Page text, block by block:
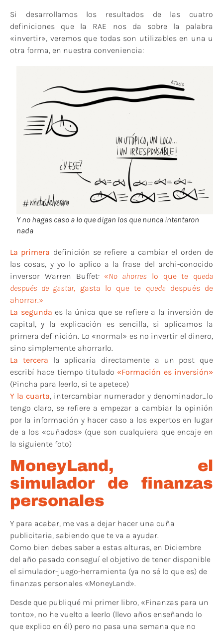
Si desarrollamos los resultados de las cuatro
definiciones que la RAE nos da sobre la palabra
«invertir», veremos que todas son utilizables en una u
otra forma, en nuestra conveniencia:
Y no hagas caso a lo que digan los que nunca intentaron
nada
La primera definición se refiere a cambiar el orden de
las cosas, y yo lo aplico a la frase del archi-conocido
inversor Warren Buffet: «No ahorres lo que te queda
después de gastar, gasta lo que te queda después de
ahorrar.»
La segunda es la única que se refiere a la inversión de
capital, y la explicación es sencilla, si aplicamos la
primera definición. Lo «normal» es no invertir el dinero,
sino simplemente ahorrarlo.
La tercera la aplicaría directamente a un post que
escribí hace tiempo titulado «Formación es inversión»
(Pincha para leerlo, si te apetece)
Y la cuarta, intercambiar numerador y denominador…lo
tengo claro, se refiere a empezar a cambiar la opinión
por la información y hacer caso a los expertos en lugar
de a los «cuñados» (que son cualquiera que encaje en
la siguiente foto)
MoneyLand, el
simulador de finanzas
personales
Y para acabar, me vas a dejar hacer una cuña
publicitaria, sabiendo que te va a ayudar.
Como bien debes saber a estas alturas, en Diciembre
del año pasado conseguí el objetivo de tener disponible
el simulador-juego-herramienta (ya no sé lo que es) de
finanzas personales «MoneyLand».
Desde que publiqué mi primer libro, «Finanzas para un
tonto», no he vuelto a leerlo (llevo años enseñando lo
que explico en él) pero no pasa una semana que no